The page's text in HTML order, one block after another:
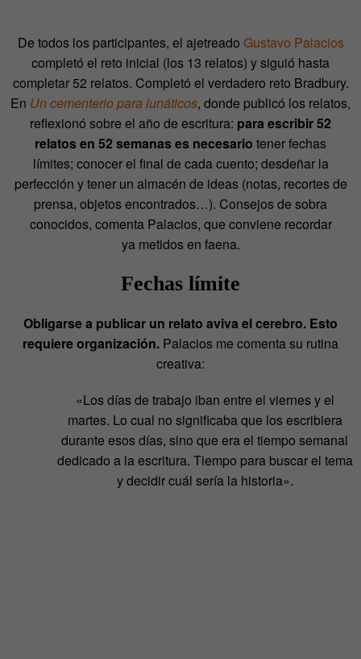
De todos los participantes, el ajetreado Gustavo Palacios
completó el reto inicial (los 13 relatos) y siguió hasta
completar 52 relatos. Completó el verdadero reto Bradbury.
En Un cementerio para lunáticos, donde publicó los relatos,
reflexionó sobre el año de escritura: para escribir 52
relatos en 52 semanas es necesario tener fechas
límites; conocer el final de cada cuento; desdeñar la
perfección y tener un almacén de ideas (notas, recortes de
prensa, objetos encontrados…). Consejos de sobra
conocidos, comenta Palacios, que conviene recordar
ya metidos en faena.
Fechas límite
Obligarse a publicar un relato aviva el cerebro. Esto
requiere organización. Palacios me comenta su rutina
creativa:
«Los días de trabajo iban entre el viernes y el
martes. Lo cual no significaba que los escribiera
durante esos días, sino que era el tiempo semanal
dedicado a la escritura. Tiempo para buscar el tema
y decidir cuál sería la historia».